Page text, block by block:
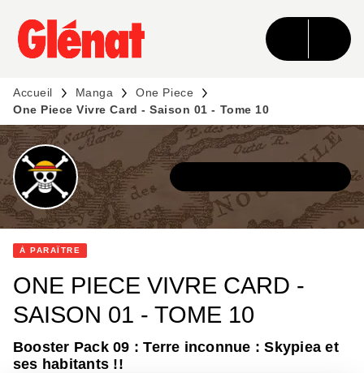
MENU RECHERCHE CONTENU
PIED DE PAGE
Accueil Manga
One Piece
One Piece Vivre Card - Saison 01 - Tome 10
À PARAÎTRE
ONE PIECE VIVRE CARD -
SAISON 01 - TOME 10
Booster Pack 09 : Terre inconnue : Skypiea et
ses habitants !!